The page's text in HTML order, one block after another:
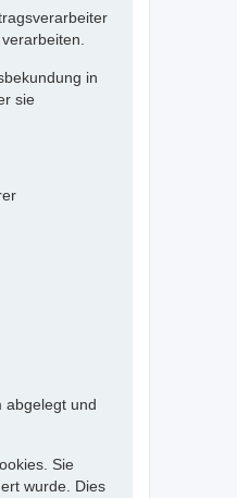
in
sie
abgelegt und
Sie
wurde. Dies